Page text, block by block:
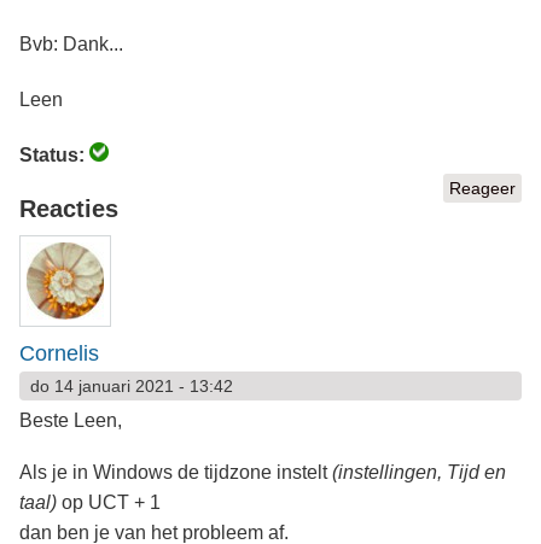
Bvb: Dank...
Leen
Status:
Reageer
Reacties
Cornelis
do 14 januari 2021 - 13:42
Beste Leen,
Als je in Windows de tijdzone instelt(instellingen, Tijd en
taal) op UCT + 1
dan ben je van het probleem af.